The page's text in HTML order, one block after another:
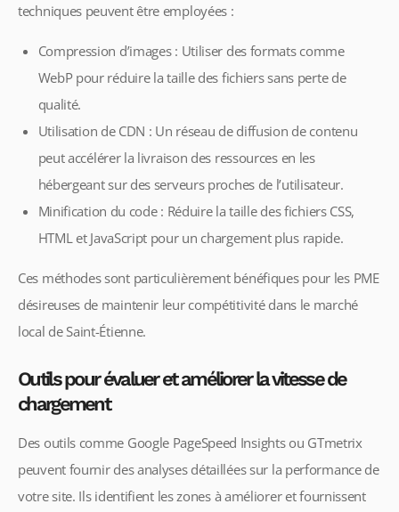
techniques peuvent être employées :
Compression d’images : Utiliser des formats comme
WebP pour réduire la taille des fichiers sans perte de
qualité.
Utilisation de CDN : Un réseau de diffusion de contenu
peut accélérer la livraison des ressources en les
hébergeant sur des serveurs proches de l’utilisateur.
Minification du code : Réduire la taille des fichiers CSS,
HTML et JavaScript pour un chargement plus rapide.
Ces méthodes sont particulièrement bénéfiques pour les PME
désireuses de maintenir leur compétitivité dans le marché
local de Saint-Étienne.
Outils pour évaluer et améliorer la vitesse de
chargement
Des outils comme Google PageSpeed Insights ou GTmetrix
peuvent fournir des analyses détaillées sur la performance de
votre site. Ils identifient les zones à améliorer et fournissent